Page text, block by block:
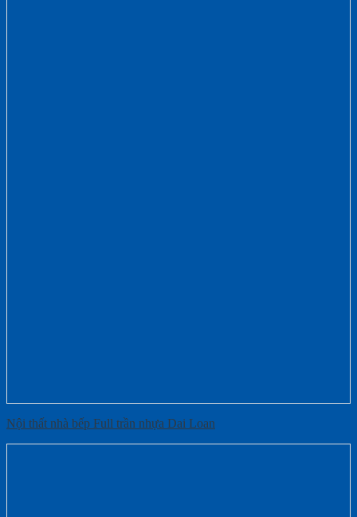
Nội thất nhà bếp Full trần nhựa Dai Loan